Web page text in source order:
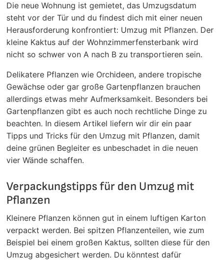
Die neue Wohnung ist gemietet, das Umzugsdatum
steht vor der Tür und du findest dich mit einer neuen
Herausforderung konfrontiert: Umzug mit Pflanzen. Der
kleine Kaktus auf der Wohnzimmerfensterbank wird
nicht so schwer von A nach B zu transportieren sein.
Delikatere Pflanzen wie Orchideen, andere tropische
Gewächse oder gar große Gartenpflanzen brauchen
allerdings etwas mehr Aufmerksamkeit. Besonders bei
Gartenpflanzen gibt es auch noch rechtliche Dinge zu
beachten. In diesem Artikel liefern wir dir ein paar
Tipps und Tricks für den Umzug mit Pflanzen, damit
deine grünen Begleiter es unbeschadet in die neuen
vier Wände schaffen.
Verpackungstipps für den Umzug mit
Pflanzen
Kleinere Pflanzen können gut in einem luftigen Karton
verpackt werden. Bei spitzen Pflanzenteilen, wie zum
Beispiel bei einem großen Kaktus, sollten diese für den
Umzug abgesichert werden. Du könntest dafür